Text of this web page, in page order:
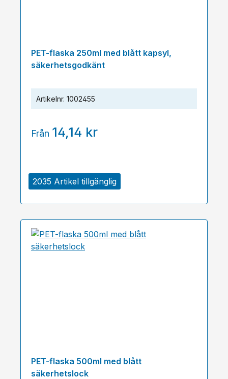
2035 Artikel tillgänglig
PET-flaska 250ml med blått kapsyl,
säkerhetsgodkänt
Artikelnr. 1002455
Från 14,14 kr
PET-flaska 500ml med blått
säkerhetslock